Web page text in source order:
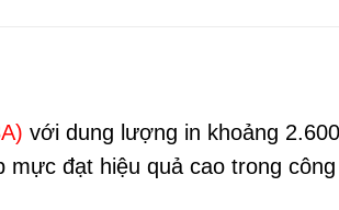
với dung lượng in khoảng
đạt hiệu quả cao trong công